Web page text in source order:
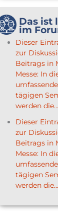
Das ist
im
Dieser
zur
Beitrags in
Messe: In
tägigen
werden die...
Dieser
zur
Beitrags in
Messe: In
tägigen
werden die...